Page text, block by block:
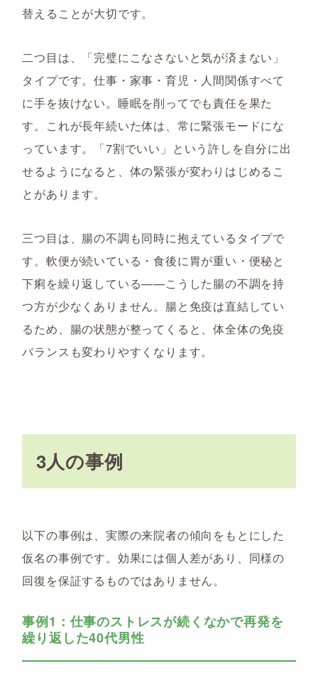
替えることが大切です。
二つ目は、「完璧にこなさないと気が済まない」
タイプです。仕事・家事・育児・人間関係すべて
に手を抜けない。睡眠を削ってでも責任を果た
す。これが長年続いた体は、常に緊張モードにな
っています。「7割でいい」という許しを自分に出
せるようになると、体の緊張が変わりはじめるこ
とがあります。
三つ目は、腸の不調も同時に抱えているタイプで
す。軟便が続いている・食後に胃が重い・便秘と
下痢を繰り返している——こうした腸の不調を持
つ方が少なくありません。腸と免疫は直結してい
るため、腸の状態が整ってくると、体全体の免疫
バランスも変わりやすくなります。
3人の事例
以下の事例は、実際の来院者の傾向をもとにした
仮名の事例です。効果には個人差があり、同様の
回復を保証するものではありません。
事例1：仕事のストレスが続くなかで再発を
繰り返した40代男性